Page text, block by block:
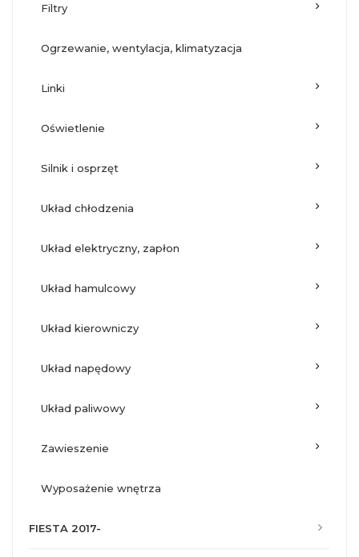
filtry
ogrzewanie, wentylacja, klimatyzacja
linki
oświetlenie
silnik i osprzęt
układ chłodzenia
układ elektryczny, zapłon
układ hamulcowy
układ kierowniczy
układ napędowy
układ paliwowy
zawieszenie
wyposażenie wnętrza
FIESTA 2017-